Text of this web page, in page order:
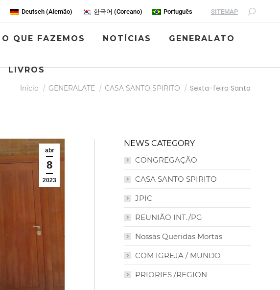
Deutsch(Alemão) 한국어 (Coreano) Português SITEMAP
O QUE FAZEMOS NOTÍCIAS GENERALATO
LIVROS
Você está aqui:
Início GENERALATE CASA SANTO SPIRITO Sexta-feira Santa
abr
8
2023
NEWS CATEGORY
CONGREGAÇÃO
CASA SANTO SPIRITO
JPIC
REUNIÃO INT./PG
Nossas Queridas Mortas
COM IGREJA / MUNDO
PRIORIES /REGION